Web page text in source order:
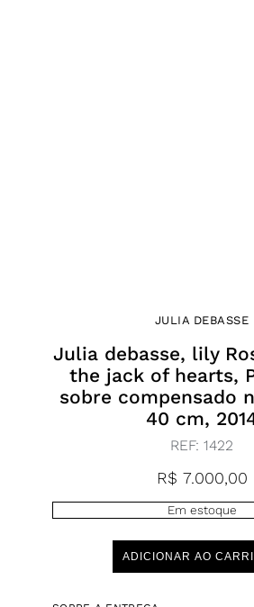
JULIA DEBASSE
Julia debasse, lily
the jack of hearts,
sobre compensado
40 cm,
REF: 1422
R$ 7.000,00
Em estoque
ADICIONAR AO